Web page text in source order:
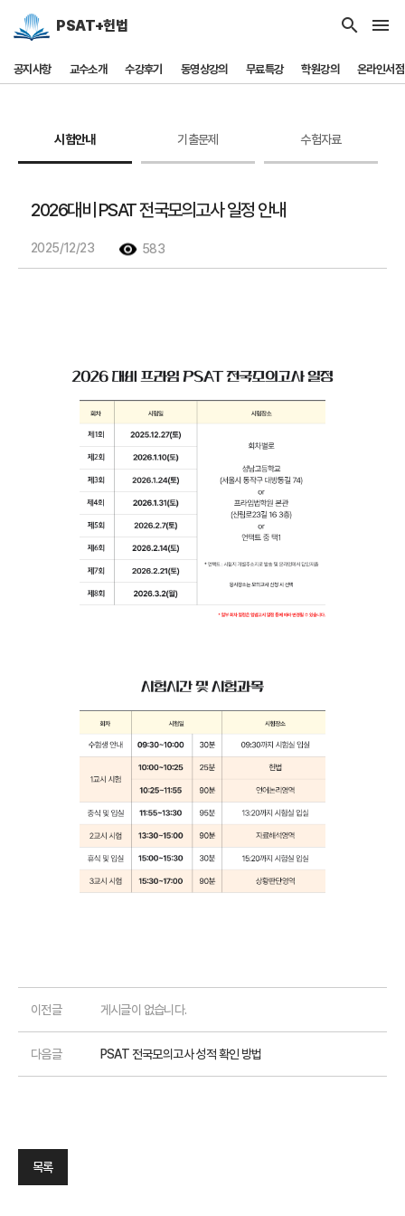
PSAT+헌법 search menu
공지사항 교수소개 수강후기 동영상강의 무료특강 학원강의 온라인서점
시험안내 기출문제 수험자료
2026대비 PSAT 전국모의고사 일정 안내
2025/12/23 583
이전글 게시글이 없습니다.
다음글 PSAT 전국모의고사 성적 확인 방법
목록